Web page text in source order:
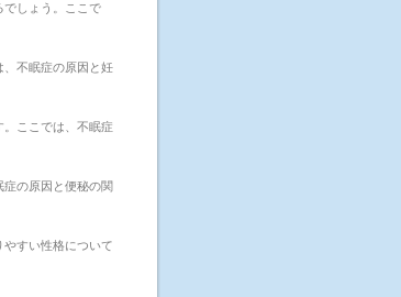
でしょう。ここで
、不眠症の原因と妊
ここでは、不眠症
の原因と便秘の関
すい性格について